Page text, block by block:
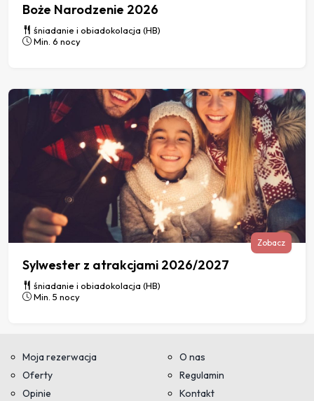
Boże Narodzenie 2026
śniadanie i obiadokolacja (HB)
Min. 6 nocy
Sylwester z atrakcjami 2026/2027
śniadanie i obiadokolacja (HB)
Min. 5 nocy
Zobacz
Moja rezerwacja
Oferty
Opinie
O nas
Regulamin
Kontakt